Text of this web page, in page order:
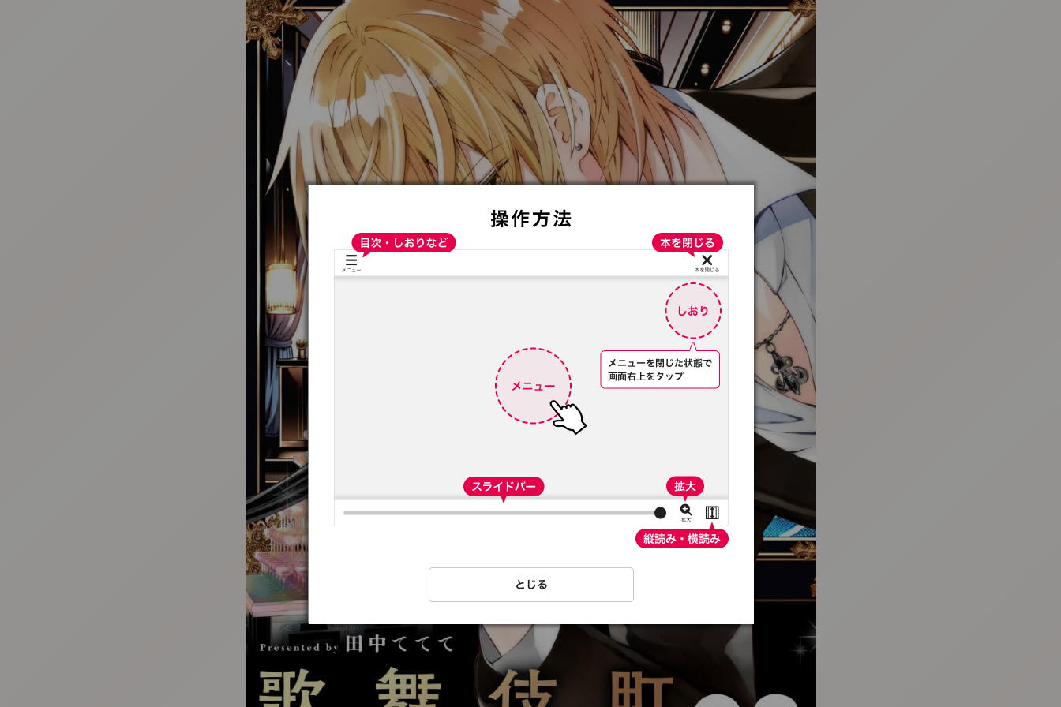
:692.15.691.0:t-vnqp.lunrzsdszk.vn.oi
:692.15.691.0:t-vnqp.lunrzsdszk.vn.oi :692.15.691.0:t-vnqp.lunrzsdszk.vn.oi